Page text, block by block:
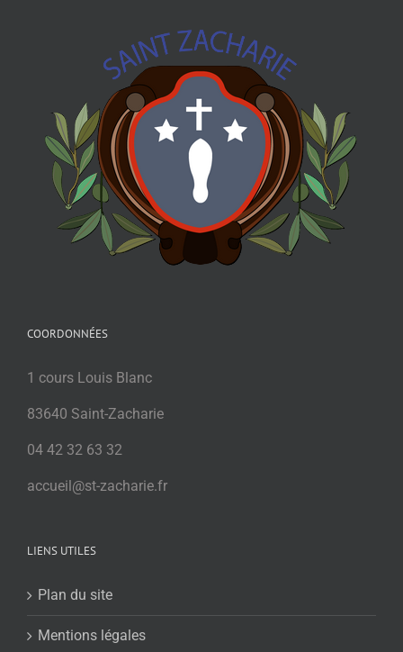
COORDONNÉES
1 cours Louis Blanc
83640 Saint-Zacharie
04 42 32 63 32
accueil@st-zacharie.fr
LIENS UTILES
Plan du site
Mentions légales